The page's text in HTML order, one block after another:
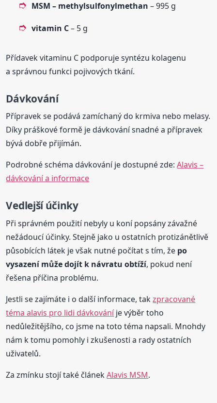
MSM – methylsulfonylmethan – 995 g
vitamin C– 5 g
Přídavek vitaminu C podporuje syntézu kolagenu
a správnou funkci pojivových tkání.
Dávkování
Přípravek se podává zamíchaný do krmiva nebo melasy.
Díky práškové formě je dávkování snadné a přípravek
bývá dobře přijímán.
Podrobné schéma dávkování je dostupné zde:Alavis –
dávkování a informace
Vedlejší účinky
Při správném použití nebyly u koní popsány závažné
nežádoucí účinky. Stejně jako u ostatních protizánětlivě
působících látek je však nutné počítat s tím, že po
vysazení může dojít k návratu obtíží, pokud není
řešena příčina problému.
Jestli se zajímáte i o další informace, takzpracované
téma alavis pro lidi dávkováníje výběr toho
nedůležitějšího, co jsme na toto téma napsali. Mnohdy
nám k tomu pomohly i zkušenosti a rady ostatních
uživatelů.
Za zmínku stojí také článekAlavis MSM.